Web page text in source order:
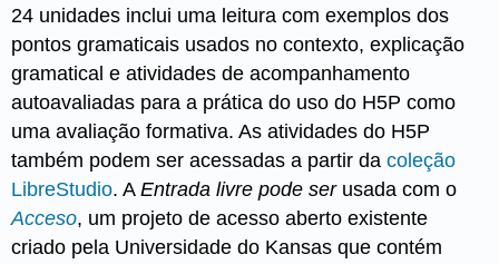
24 unidades inclui uma leitura com exemplos dos
pontos gramaticais usados no contexto, explicação
gramatical e atividades de acompanhamento
autoavaliadas para a prática do uso do H5P como
uma avaliação formativa. As atividades do H5P
também podem ser acessadas a partir dacoleção
LibreStudio. AEntrada livre pode serusada com o
Acceso, um projeto de acesso aberto existente
criado pela Universidade do Kansas que contém